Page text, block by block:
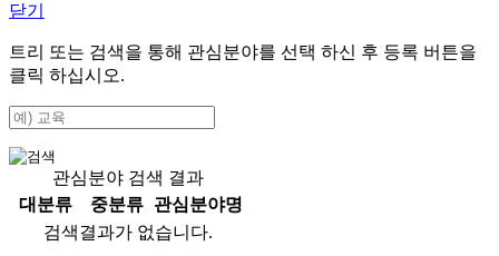
닫기
트리 또는 검색을 통해 관심분야를 선택 하신 후 등록 버튼을
클릭 하십시오.
관심분야 검색 결과
대분류
중분류
관심분야명
검색결과가 없습니다.